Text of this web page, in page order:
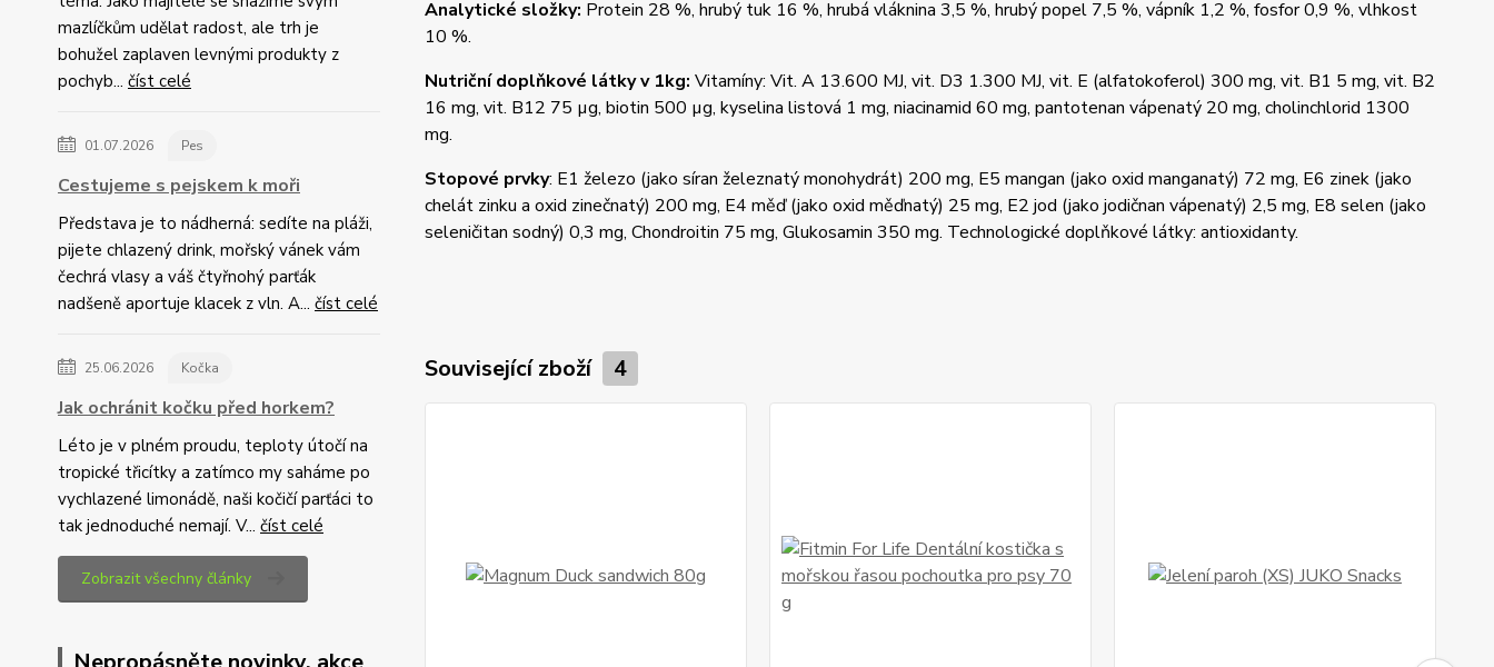
mazlíčkům udělat radost, ale trh je
bohužel zaplaven levnými produkty z
pochyb... číst celé
01.07.2026 Pes
Cestujeme s pejskem k moři
Představa je to nádherná: sedíte na pláži,
pijete chlazený drink, mořský vánek vám
čechrá vlasy a váš čtyřnohý parťák
nadšeně aportuje klacek z vln. A... číst celé
25.06.2026 Kočka
Jak ochránit kočku před horkem?
Léto je v plném proudu, teploty útočí na
tropické třicítky a zatímco my saháme po
vychlazené limonádě, naši kočičí parťáci to
tak jednoduché nemají. V... číst celé
Zobrazit všechny články
Analytické složky: Protein 28 %, hrubý tuk 16 %, hrubá vláknina 3,5 %, hrubý popel 7,5 %, vápník 1,2 %, fosfor 0,9 %, vlhkost
10 %.
Nutriční doplňkové látky v 1kg: Vitamíny: Vit. A 13.600 MJ, vit. D3 1.300 MJ, vit. E (alfatokoferol) 300 mg, vit. B1 5 mg, vit. B2
16 mg, vit. B12 75 µg, biotin 500 µg, kyselina listová 1 mg, niacinamid 60 mg, pantotenan vápenatý 20 mg, cholinchlorid 1300
mg.
Stopové prvky: E1 železo (jako síran železnatý monohydrát) 200 mg, E5 mangan (jako oxid manganatý) 72 mg, E6 zinek (jako
chelát zinku a oxid zinečnatý) 200 mg, E4 měď (jako oxid měďnatý) 25 mg, E2 jod (jako jodičnan vápenatý) 2,5 mg, E8 selen (jako
seleničitan sodný) 0,3 mg, Chondroitin 75 mg, Glukosamin 350 mg. Technologické doplňkové látky: antioxidanty.
Související zboží 4